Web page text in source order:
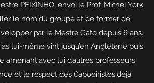
PEIXINHO, envoi le Prof. Michel York
le nom du groupe et de former de
par le Mestre Gato depuis 6 ans.
lui-même vint jusqu’en Angleterre puis
amenant avec lui d’autres professeurs
et le respect des Capoeiristes déjà